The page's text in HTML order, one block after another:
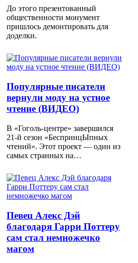
До этого презентованный
общественности монумент
пришлось демонтировать для
доделки.
Популярные писатели
вернули моду на устное
чтение (ВИДЕО)
В «Гоголь-центре» завершился
21-й сезон «БеспринцЫпных
чтений». Этот проект — один из
самых странных на…
Певец Алекс Дэй
благодаря Гарри Поттеру
сам стал немножечко
магом